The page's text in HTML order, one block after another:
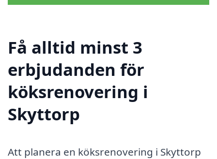
Få alltid minst 3
erbjudanden för
köksrenovering i
Skyttorp
Att planera en köksrenovering i Skyttorp